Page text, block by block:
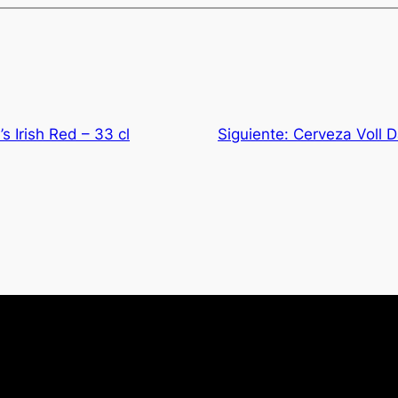
Irish Red – 33 cl Siguiente: Cerveza Voll